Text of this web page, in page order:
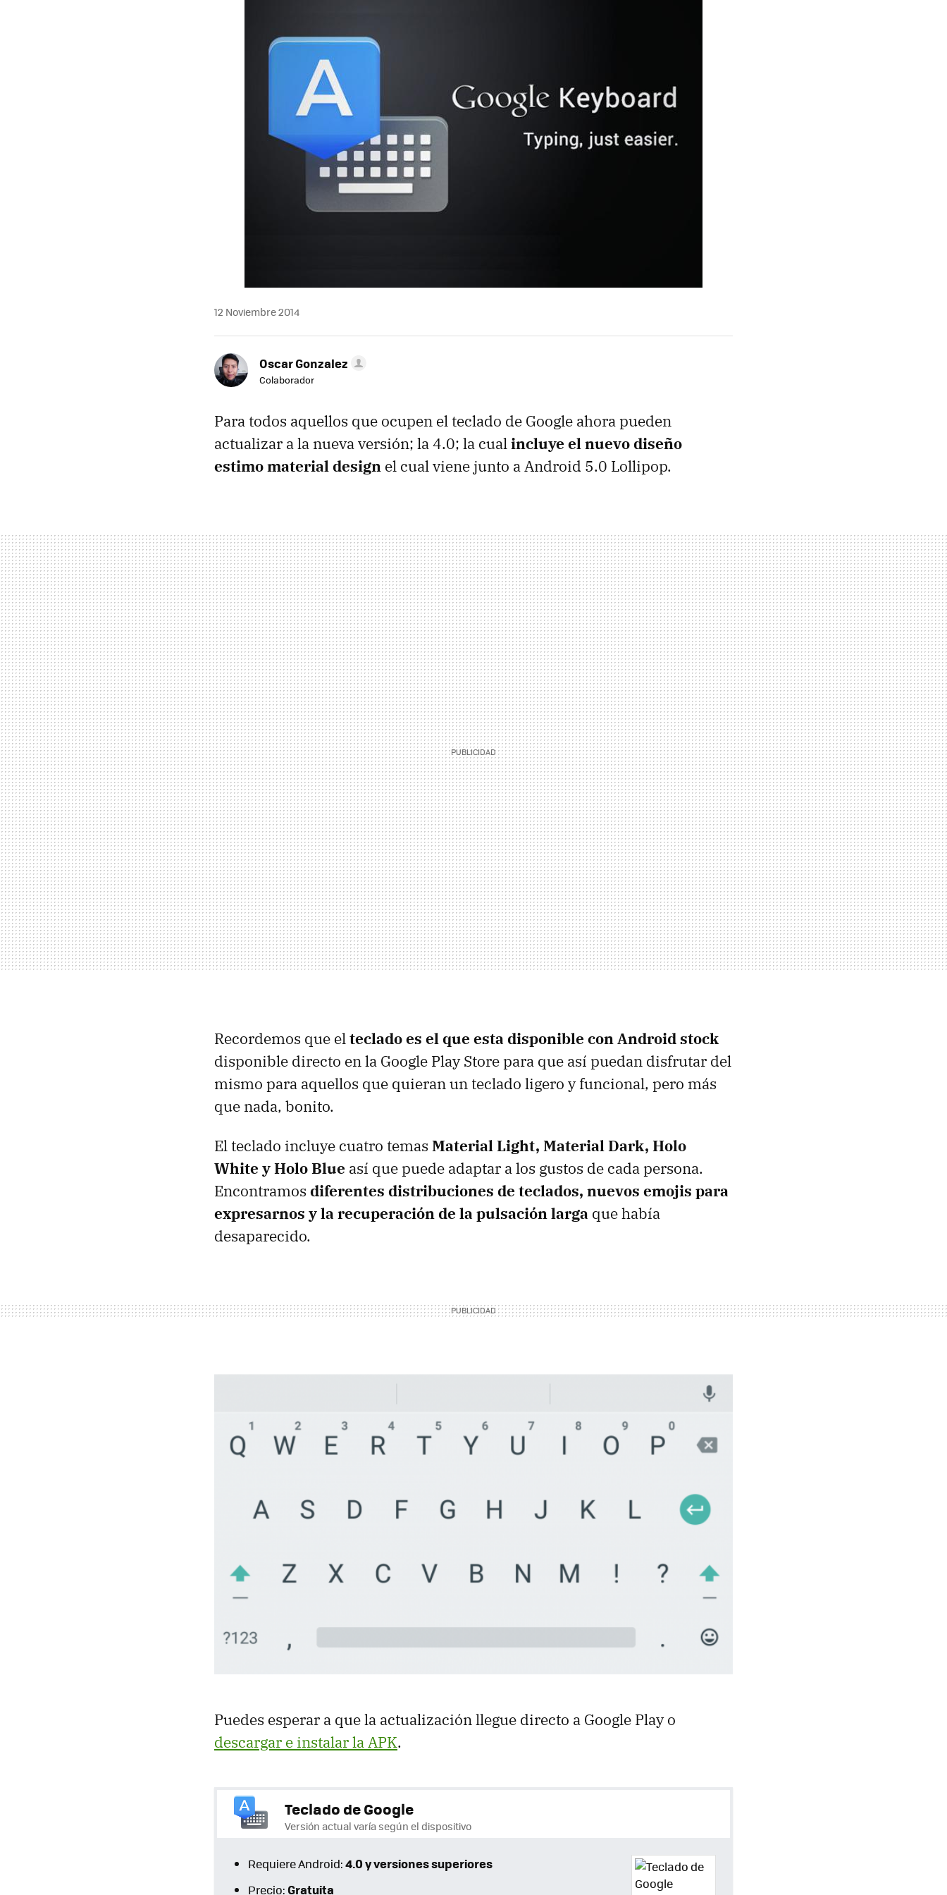
12 Noviembre 2014
Oscar Gonzalez
Colaborador
Para todos aquellos que ocupen el teclado de Google ahora pueden
actualizar a la nueva versión; la 4.0; la cualincluye el nuevo diseño
estimo material design el cual viene junto a Android 5.0 Lollipop.
Recordemos que elteclado es el que esta disponible con Android stock
disponible directo en la Google Play Store para que así puedan disfrutar del
mismo para aquellos que quieran un teclado ligero y funcional, pero más
que nada, bonito.
El teclado incluye cuatro temas Material Light, Material Dark, Holo
White y Holo Blue así que puede adaptar a los gustos de cada persona.
Encontramos diferentes distribuciones de teclados, nuevos emojis para
expresarnos y la recuperación de la pulsación larga que había
desaparecido.
Puedes esperar a que la actualización llegue directo a Google Play o
descargar e instalar la APK.
Teclado de Google
Versión actual varía según el dispositivo
Requiere Android:4.0 y versiones superiores
Precio:Gratuita